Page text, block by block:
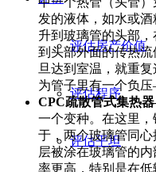
评估房产价值
评估程序
评估平坦
发的液体，如水或
升到玻璃管的头部
到头部外面的传热
旦达到室温，就重
为管子里有一个负压
CPC疏散管式集热
一个变种。在这里
于，两个玻璃管同
层被涂在玻璃管的
率更高，特别是在